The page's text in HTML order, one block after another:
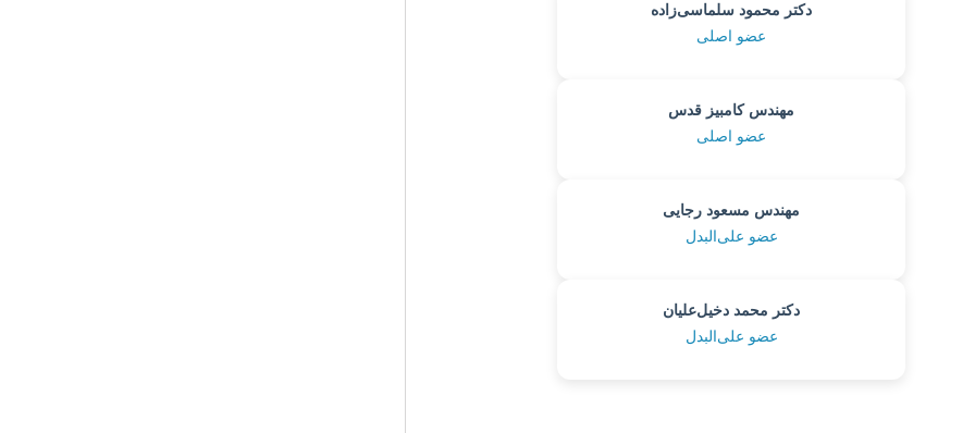
دکتر محمود سلماسی‌زاده
عضو اصلی
مهندس کامبیز قدس
عضو اصلی
مهندس مسعود رجایی
عضو علی‌البدل
دکتر محمد دخیل‌علیان
عضو علی‌البدل